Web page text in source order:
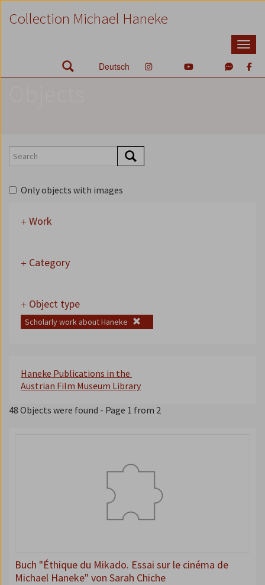
Zum
Inhalt
Zum
Hauptmenü
Zur
SucheCollection Michael Haneke
Deutsch
Only objects with images
Work
Category
Object type
Scholarly work about Haneke
Haneke Publications in the
Austrian Film Museum Library
48 Objects were found - Page 1 from 2
Buch "Éthique du Mikado. Essai sur le cinéma de
Michael Haneke" von Sarah Chiche